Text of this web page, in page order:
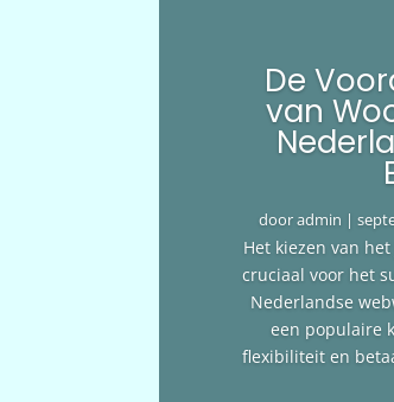
De
van
dooradmin |
Het kiezen van
cruciaal voor het
Nederlandse
een populaire
flexibiliteit en